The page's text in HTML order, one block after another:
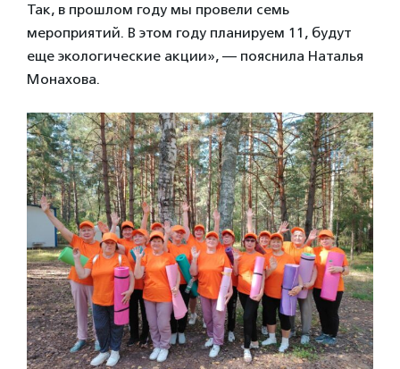
Так, в прошлом году мы провели семь
мероприятий. В этом году планируем 11, будут
еще экологические акции», — пояснила Наталья
Монахова.